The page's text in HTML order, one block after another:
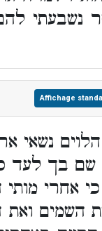
נשבעתי
Affichage
נשאי
שם בך לעד
אחרי
השמים ואת